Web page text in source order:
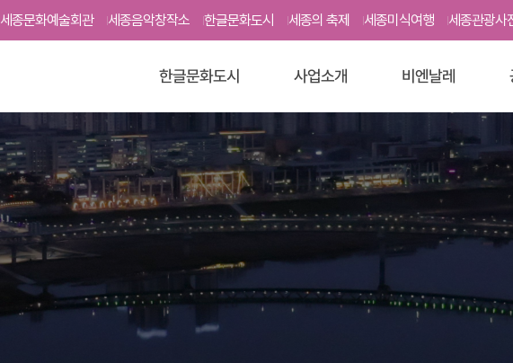
세종문화예술회관 세종음악창작소 한글문화도시 세종의 축제 세종미식여행 세종관광사
뉴
한글문화도시 사업소개 비엔날레